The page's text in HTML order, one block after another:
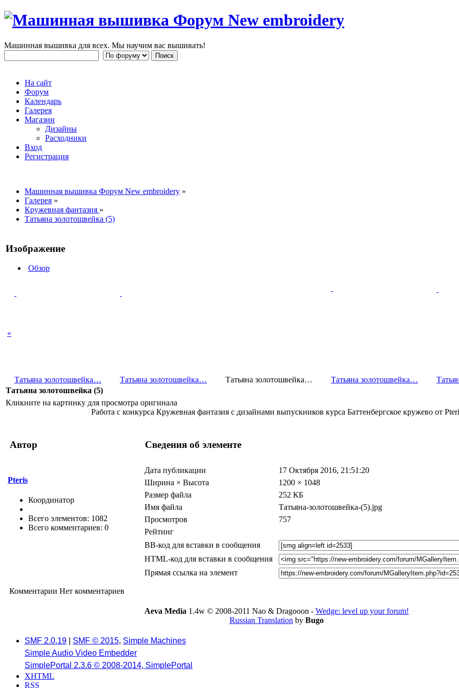
Машинная вышивка для всех. Мы научим вас вышивать!
На сайт
Форум
Календарь
Галерея
Магазин
Дизайны
Расходники
Вход
Регистрация
Машинная вышивка Форум New embroidery »
Галерея »
Кружевная фантазия »
Татьяна золотошвейка (5)
Изображение
Обзор
«
Татьяна золотошв­ейка… Татьяна золотошв­ейка… Татьяна золотошв­ейка… Татьяна золотошв­ейка…
Татьяна золотошвейка (5)
Кликните на картинку для просмотра оригинала
Работа с конкурса Кружевная фантазия с дизайнами выпускников курса Баттенбергское кружево от
Автор Сведения об элементе
Pteris
Координатор
Всего элементов: 1082
Всего комментариев: 0
Дата публикации
17 Октября 2016, 21:51:20
Ширина × Высота
1200 × 1048
Размер файла
252 КБ
Имя файла
Татьяна-золотошвейка-(5).jpg
Просмотров
757
Рейтинг
BB-код для вставки в сообщения
HTML-код для вставки в сообщения
Прямая ссылка на элемент
Комментарии Нет комментариев
Aeva Media 1.4w © 2008-2011 Nao & Dragooon - Wedge: level up your forum!
Russian Translation by Bugo
SMF 2.0.19 SMF © 2015, Simple Machines
Simple Audio Video Embedder
SimplePortal 2.3.6 © 2008-2014, SimplePortal
XHTML
RSS